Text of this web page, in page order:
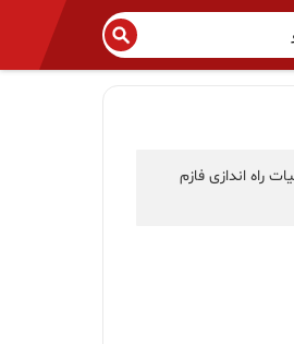
راه اندازی فازم